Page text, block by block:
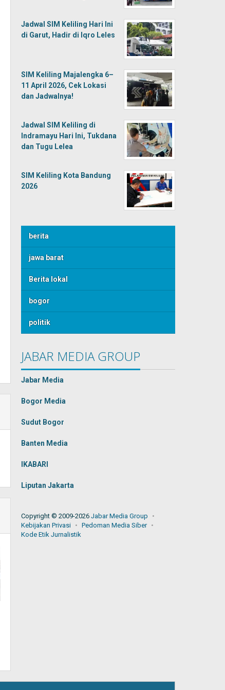
Jadwal SIM Keliling Hari Ini
di Garut, Hadir di Iqro Leles
SIM Keliling Majalengka 6–
11 April 2026, Cek Lokasi
dan Jadwalnya!
Jadwal SIM Keliling di
Indramayu Hari Ini, Tukdana
dan Tugu Lelea
SIM Keliling Kota Bandung
2026
berita
jawa barat
Berita lokal
bogor
politik
JABAR MEDIA GROUP
Jabar Media
Bogor Media
Sudut Bogor
Banten Media
IKABARI
Liputan Jakarta
Copyright © 2009-2026Jabar Media Group
Kebijakan Privasi
Pedoman Media Siber
Kode Etik Jurnalistik